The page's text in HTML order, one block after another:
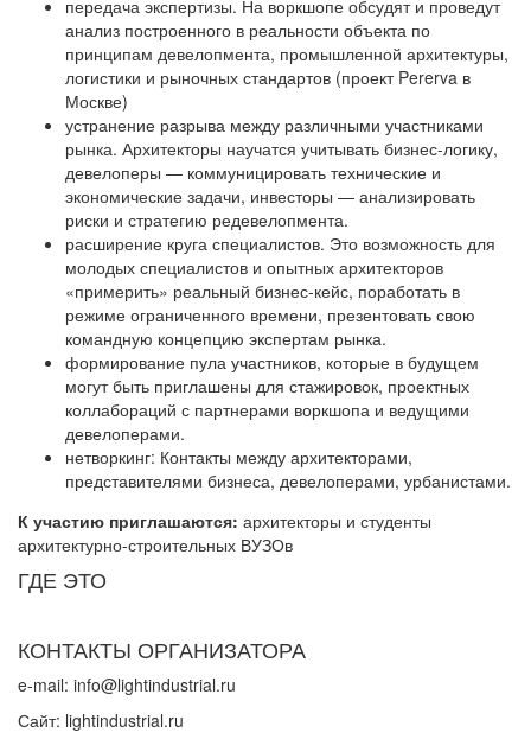
передача экспертизы. На воркшопе обсудят и проведут
анализ построенного в реальности объекта по
принципам девелопмента, промышленной архитектуры,
логистики и рыночных стандартов (проект Pererva в
Москве)
устранение разрыва между различными участниками
рынка. Архитекторы научатся учитывать бизнес-логику,
девелоперы — коммуницировать технические и
экономические задачи, инвесторы — анализировать
риски и стратегию редевелопмента.
расширение круга специалистов. Это возможность для
молодых специалистов и опытных архитекторов
«примерить» реальный бизнес-кейс, поработать в
режиме ограниченного времени, презентовать свою
командную концепцию экспертам рынка.
формирование пула участников, которые в будущем
могут быть приглашены для стажировок, проектных
коллабораций с партнерами воркшопа и ведущими
девелоперами.
нетворкинг: Контакты между архитекторами,
представителями бизнеса, девелоперами, урбанистами.
К участию приглашаются: архитекторы и студенты
архитектурно-строительных ВУЗОв
ГДЕ ЭТО
КОНТАКТЫ ОРГАНИЗАТОРА
e-mail: info@lightindustrial.ru
Сайт: lightindustrial.ru